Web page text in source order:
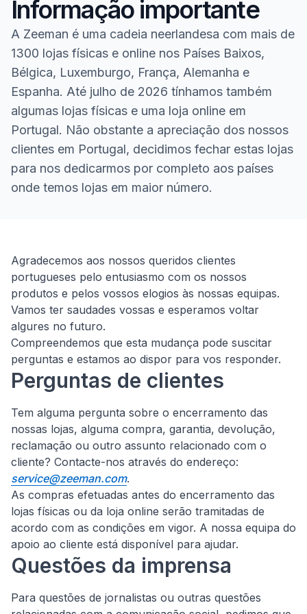
Informação importante
A Zeeman é uma cadeia neerlandesa com mais de
1300 lojas físicas e online nos Países Baixos,
Bélgica, Luxemburgo, França, Alemanha e
Espanha. Até julho de 2026 tínhamos também
algumas lojas físicas e uma loja online em
Portugal. Não obstante a apreciação dos nossos
clientes em Portugal, decidimos fechar estas lojas
para nos dedicarmos por completo aos países
onde temos lojas em maior número.
Homepage
Agradecemos aos nossos queridos clientes
portugueses pelo entusiasmo com os nossos
produtos e pelos vossos elogios às nossas equipas.
Vamos ter saudades vossas e esperamos voltar
algures no futuro.
Compreendemos que esta mudança pode suscitar
perguntas e estamos ao dispor para vos responder.
Perguntas de clientes
Tem alguma pergunta sobre o encerramento das
nossas lojas, alguma compra, garantia, devolução,
reclamação ou outro assunto relacionado com o
cliente? Contacte-nos através do endereço:
service@zeeman.com.
As compras efetuadas antes do encerramento das
lojas físicas ou da loja online serão tramitadas de
acordo com as condições em vigor. A nossa equipa do
apoio ao cliente está disponível para ajudar.
Questões da imprensa
Para questões de jornalistas ou outras questões